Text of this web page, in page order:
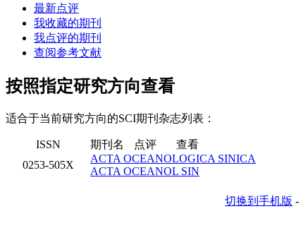
最新点评
我收藏的期刊
我点评的期刊
查阅参考文献
按照指定研究方向查看
适合于当前研究方向的SCI期刊杂志列表：
ISSN 期刊名 点评
查看
0253-505X
ACTA OCEANOLOGICA SINICA
ACTA OCEANOL SIN
切换到手机版 -